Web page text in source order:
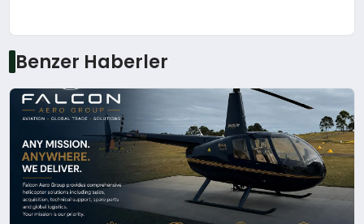
Benzer Haberler